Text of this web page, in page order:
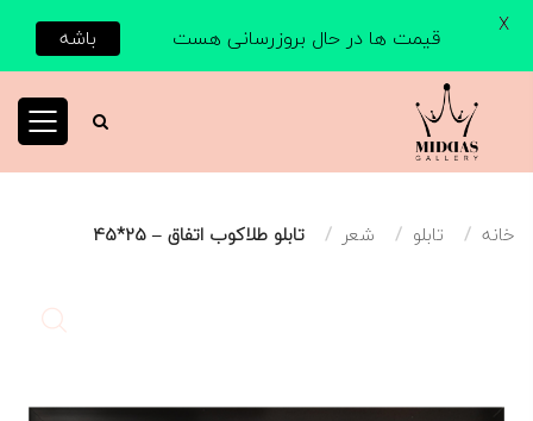
خانه تابلو شعر تابلو طلاکوب اتفاق – 25*45
قیمت ها در حال بروزرسانی هست باشه X